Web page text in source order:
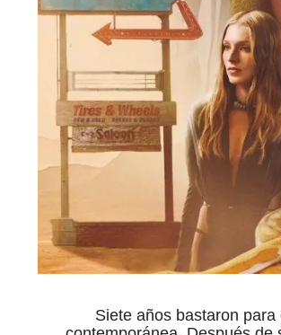
Siete años bastaron